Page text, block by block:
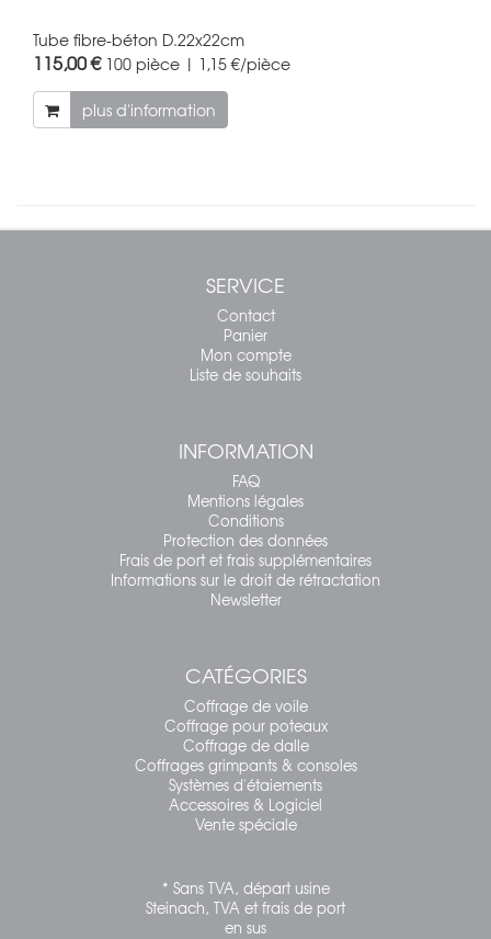
Tube fibre-béton D.22x22cm
115,00 € 100 pièce | 1,15 €/pièce
plus d'information
SERVICE
Contact
Panier
Mon compte
Liste de souhaits
INFORMATION
FAQ
Mentions légales
Conditions
Protection des données
Frais de port et frais supplémentaires
Informations sur le droit de rétractation
Newsletter
CATÉGORIES
Coffrage de voile
Coffrage pour poteaux
Coffrage de dalle
Coffrages grimpants & consoles
Systèmes d'étaiements
Accessoires & Logiciel
Vente spéciale
* Sans TVA, départ usine
Steinach, TVA et frais de port
en sus